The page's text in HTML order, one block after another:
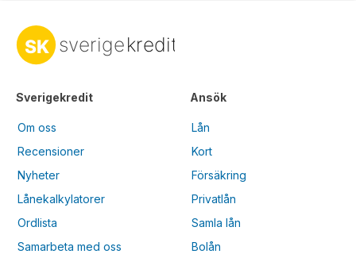
Sverigekredit
Om oss
Recensioner
Nyheter
Lånekalkylatorer
Ordlista
Samarbeta med oss
Ansök
Lån
Kort
Försäkring
Privatlån
Samla lån
Bolån